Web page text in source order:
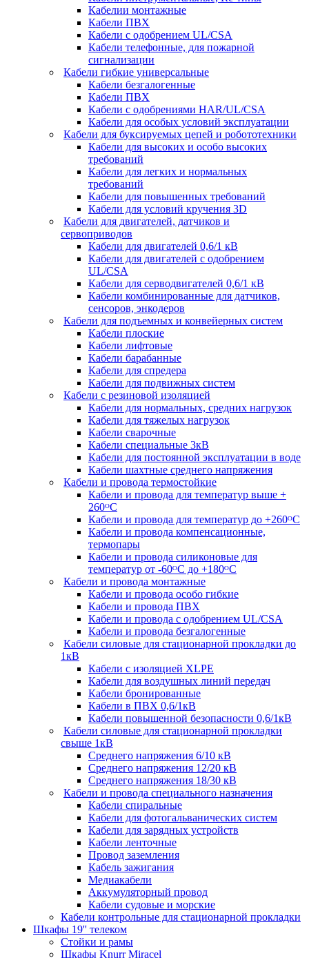
Кабелии монтажные
Кабели ПВХ
Кабели с одобрением UL/CSA
Кабели телефонные, для пожарной
сигнализации
Кабели гибкие универсальные
Кабели безгалогенные
Кабели ПВХ
Кабели с одобрениями HAR/UL/CSA
Кабели для особых условий эксплуатации
Кабели для буксируемых цепей и робототехники
Кабели для высоких и особо высоких
требований
Кабели для легких и нормальных
требований
Кабели для повышенных требований
Кабели для условий кручения 3D
Кабели для двигателей, датчиков и
сервоприводов
Кабели для двигателей 0,6/1 кВ
Кабели для двигателей с одобрением
UL/CSA
Кабели для серводвигателей 0,6/1 кВ
Кабели комбинированные для датчиков,
cенсоров, энкодеров
Кабели для подъемных и конвейерных систем
Кабели плоские
Кабели лифтовые
Кабели барабанные
Кабели для спредера
Кабели для подвижных систем
Кабели с резиновой изоляцией
Кабели для нормальных, средних нагрузок
Кабели для тяжелых нагрузок
Кабели сварочные
Кабели специальные 3кВ
Кабели для постоянной эксплуатации в воде
Кабели шахтные среднего напряжения
Кабели и провода термостойкие
Кабели и провода для температур выше +
260ᴼС
Кабели и провода для температур до +260ᴼС
Кабели и провода компенсационные,
термопары
Кабели и провода силиконовые для
температур от -60ᴼC до +180ᴼС
Кабели и провода монтажные
Кабели и провода особо гибкие
Кабели и провода ПВХ
Кабели и провода с одобрением UL/CSA
Кабели и провода безгалогенные
Кабели силовые для стационарной прокладки до
1кВ
Кабели c изоляцией XLPE
Кабели для воздушных линий передач
Кабели бронированные
Кабели в ПВХ 0,6/1кВ
Кабели повышенной безопасности 0,6/1кВ
Кабели силовые для стационарной прокладки
свыше 1кВ
Среднего напряжения 6/10 кВ
Среднего напряжения 12/20 кВ
Среднего напряжения 18/30 кВ
Кабели и провода специального назначения
Кабели спиральные
Кабели для фотогальванических систем
Кабели для зарядных устройств
Кабели ленточные
Провод заземления
Кабель зажигания
Медиакабели
Аккумуляторный провод
Кабели судовые и морские
Кабели контрольные для стационарной прокладки
Шкафы 19'' телеком
Стойки и рамы
Шкафы Knurr Miracel